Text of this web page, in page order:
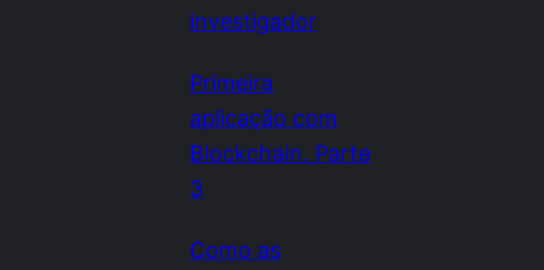
investigador
Primeira
aplicação com
Blockchain. Parte
3
Como as